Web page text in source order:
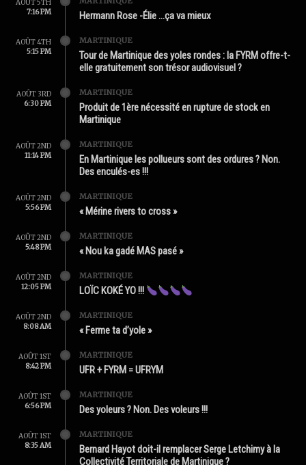
AOÛT 5TH
7:16 PM
Hermann Rose -Élie …ça va mieux
AOÛT 4TH
5:15 PM
MARTINIQUE
Tour de Martinique des yoles rondes : la FYRM offre-t-
elle gratuitement son trésor audiovisuel ?
AOÛT 3RD
6:30 PM
MARTINIQUE
Produit de 1ère nécessité en rupture de stock en
Martinique
AOÛT 2ND
11:14 PM
MARTINIQUE
En Martinique les pollueurs sont des ordures ? Non.
Des enculés-es !!!
AOÛT 2ND
5:56 PM
MARTINIQUE
« Mérine rivers to cross »
AOÛT 2ND
5:48 PM
MARTINIQUE
« Nou ka gadé MAS pasé »
AOÛT 2ND
12:05 PM
MARTINIQUE
LOÏC KOKÉ YO !!!
AOÛT 2ND
8:08 AM
MARTINIQUE
« Ferme ta d’yole »
AOÛT 1ST
8:42 PM
MARTINIQUE
UFR + FYRM = UFRYM
AOÛT 1ST
6:56 PM
MARTINIQUE
Des yoleurs ? Non. Des voleurs !!!
AOÛT 1ST
8:35 AM
MARTINIQUE
Bernard Hayot doit-il remplacer Serge Letchimy à la
Collectivité Territoriale de Martinique ?